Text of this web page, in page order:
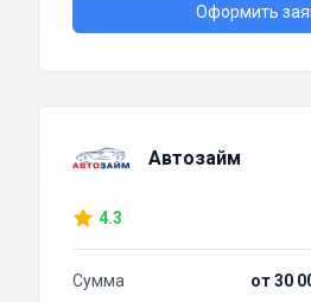
Оформить
Автозайм
4.3
Сумма
от 30